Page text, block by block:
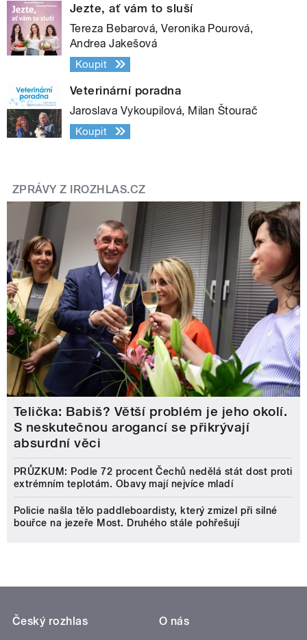
Jezte, ať vám to sluší
Tereza Bebarová, Veronika Pourová,
Andrea Jakešová
Koupit
Veterinární poradna
Jaroslava Vykoupilová, Milan Štourač
Koupit
ZPRÁVY Z IROZHLAS.CZ
Telička: Babiš? Větší problém je jeho okolí.
S neskutečnou arogancí se přikrývají
absurdní věci
PRŮZKUM: Podle 72 procent Čechů nedělá stát dost proti
extrémním teplotám. Obavy mají nejvíce mladí
Policie našla tělo paddleboardisty, který zmizel při silné
bouřce na jezeře Most. Druhého stále pohřešují
Český rozhlas
O nás